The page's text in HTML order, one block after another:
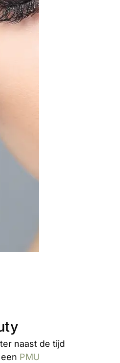
naast de tijd
PMU